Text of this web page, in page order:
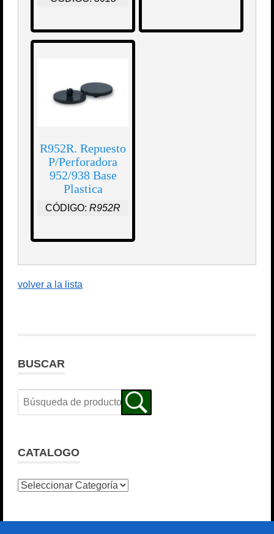
R952R. Repuesto
P/Perforadora
952/938 Base
Plastica
CÓDIGO: R952R
volver a la lista
BUSCAR
CATALOGO